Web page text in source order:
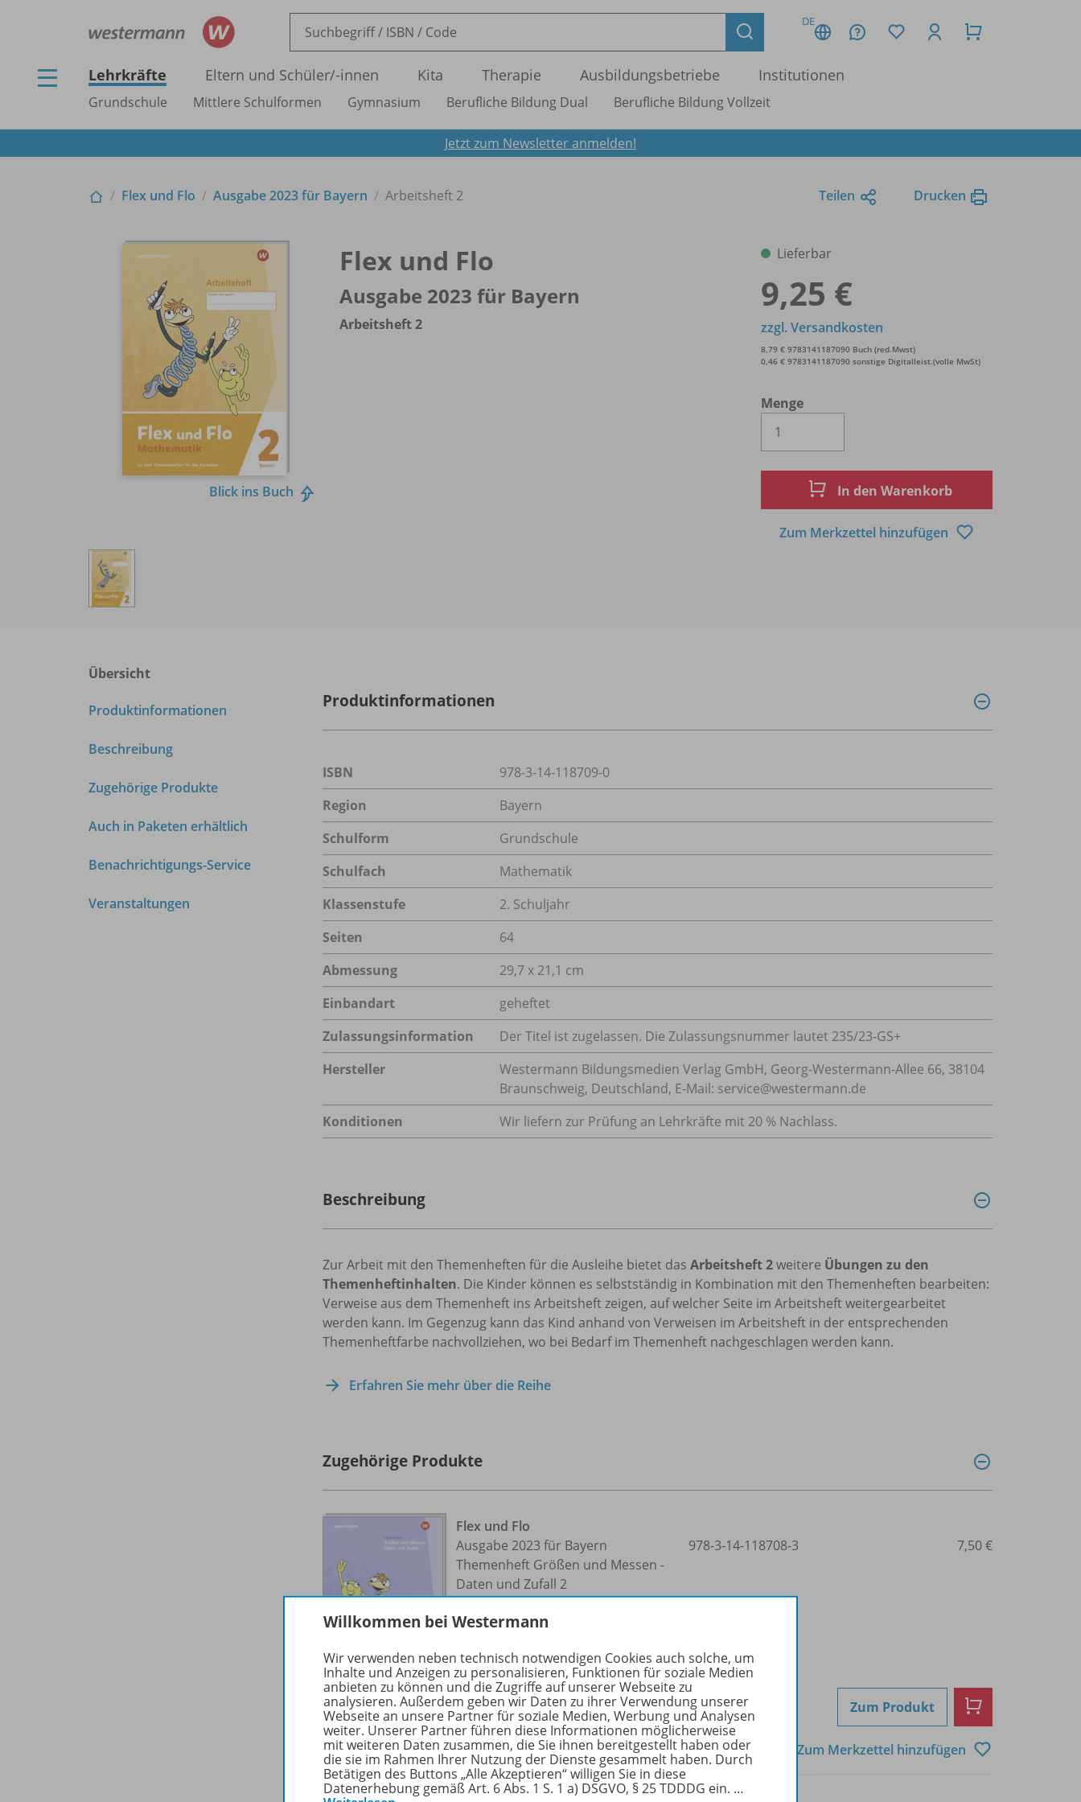
DE
Lehrkräfte Eltern und Schüler/-innen Kita Therapie Ausbildungsbetriebe Institutionen
Grundschule Mittlere Schulformen Gymnasium Berufliche Bildung Dual Berufliche Bildung Vollzeit
Jetzt zum Newsletter anmelden!
Flex und Flo Ausgabe 2023 für Bayern Arbeitsheft 2 Teilen Drucken
Blick ins Buch
Flex und Flo
Ausgabe 2023 für Bayern
Arbeitsheft 2
Lieferbar
9,25 €
Menge
zzgl. Versandkosten
8,79 € 9783141187090 Buch (red.Mwst)
0,46 € 9783141187090 sonstige Digitalleist.(volle MwSt)
In den Warenkorb
Zum Merkzettel hinzufügen
Übersicht
Produktinformationen
Beschreibung
Zugehörige Produkte
Auch in Paketen erhältlich
Benachrichtigungs-Service
Veranstaltungen
Produktinformationen
ISBN
978-3-14-118709-0
Region
Bayern
Schulform
Grundschule
Schulfach
Mathematik
Klassenstufe
2. Schuljahr
Seiten
64
Abmessung
29,7 x 21,1 cm
Einbandart
geheftet
Zulassungsinformation
Der Titel ist zugelassen. Die Zulassungsnummer lautet 235/23-GS+
Hersteller
Westermann Bildungsmedien Verlag GmbH, Georg-Westermann-Allee 66, 38104
Braunschweig, Deutschland, E-Mail: service@westermann.de
Konditionen
Wir liefern zur Prüfung an Lehrkräfte mit 20 % Nachlass.
Beschreibung
Zur Arbeit mit den Themenheften für die Ausleihe bietet das Arbeitsheft 2weitere Übungen zu den
Themenheftinhalten. Die Kinder können es selbstständig in Kombination mit den Themenheften bearbeiten:
Verweise aus dem Themenheft ins Arbeitsheft zeigen, auf welcher Seite im Arbeitsheft weitergearbeitet
werden kann. Im Gegenzug kann das Kind anhand von Verweisen im Arbeitsheft in der entsprechenden
Themenheftfarbe nachvollziehen, wo bei Bedarf im Themenheft nachgeschlagen werden kann.
Erfahren Sie mehr über die Reihe
Zugehörige Produkte
Flex und Flo
Ausgabe 2023 für Bayern
Themenheft Größen und Messen -
Daten und Zufall 2
Für die Ausleihe
Lieferbar
978-3-14-118708-3 7,50 €
Zum Produkt
Zum Merkzettel hinzufügen
Flex und Flo
Willkommen bei Westermann
Wir verwenden neben technisch notwendigen Cookies auch solche, um
Inhalte und Anzeigen zu personalisieren, Funktionen für soziale Medien
anbieten zu können und die Zugriffe auf unserer Webseite zu
analysieren. Außerdem geben wir Daten zu ihrer Verwendung unserer
Webseite an unsere Partner für soziale Medien, Werbung und Analysen
weiter. Unserer Partner führen diese Informationen möglicherweise
mit weiteren Daten zusammen, die Sie ihnen bereitgestellt haben oder
die sie im Rahmen Ihrer Nutzung der Dienste gesammelt haben. Durch
Betätigen des Buttons „Alle Akzeptieren“ willigen Sie in diese
Datenerhebung gemäß Art. 6 Abs. 1 S. 1 a) DSGVO, § 25 TDDDG ein. …